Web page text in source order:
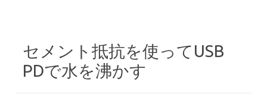
セメント抵抗を使ってUSB
PDで水を沸かす